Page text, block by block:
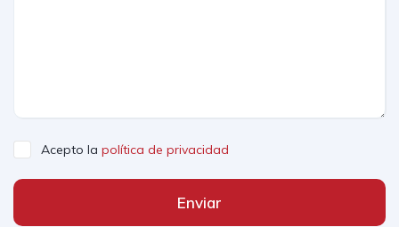
Acepto la política de privacidad
Enviar